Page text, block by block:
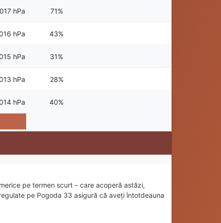
hPa 71%
hPa 43%
hPa 31%
hPa 28%
hPa 40%
pe termen scurt – care acoperă astăzi,
pe Pogoda 33 asigură că aveți întotdeauna